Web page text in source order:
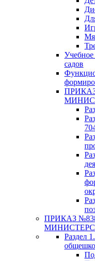
садов
ПРИКАЗ
ПРИКАЗ
Раздел